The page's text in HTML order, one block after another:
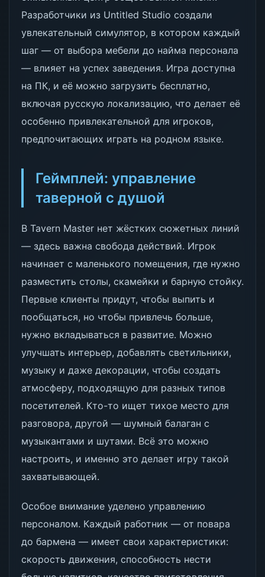
Разработчики из Untitled Studio создали
увлекательный симулятор, в котором каждый
шаг — от выбора мебели до найма персонала
— влияет на успех заведения. Игра доступна
на ПК, и её можно загрузить бесплатно,
включая русскую локализацию, что делает её
особенно привлекательной для игроков,
предпочитающих играть на родном языке.
Геймплей: управление
таверной с душой
В Tavern Master нет жёстких сюжетных линий
— здесь важна свобода действий. Игрок
начинает с маленького помещения, где нужно
разместить столы, скамейки и барную стойку.
Первые клиенты придут, чтобы выпить и
пообщаться, но чтобы привлечь больше,
нужно вкладываться в развитие. Можно
улучшать интерьер, добавлять светильники,
музыку и даже декорации, чтобы создать
атмосферу, подходящую для разных типов
посетителей. Кто-то ищет тихое место для
разговора, другой — шумный балаган с
музыкантами и шутами. Всё это можно
настроить, и именно это делает игру такой
захватывающей.
Особое внимание уделено управлению
персоналом. Каждый работник — от повара
до бармена — имеет свои характеристики:
скорость движения, способность нести